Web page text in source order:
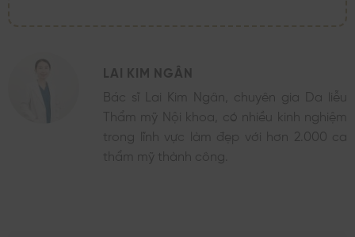
LAI KIM NGÂN
Bác sĩ Lai Kim Ngân, chuyên gia Da liễu
Thẩm mỹ Nội khoa, có nhiều kinh nghiệm
trong lĩnh vực làm đẹp với hơn 2.000 ca
thẩm mỹ thành công.